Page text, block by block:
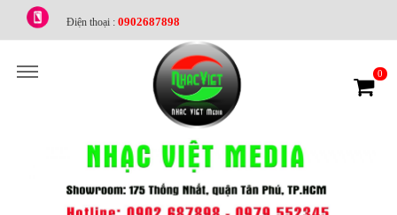
Điện thoại : 0902687898
0